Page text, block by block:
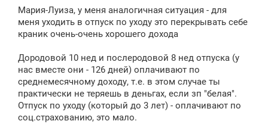
б
щ
н
Мария-Луиза, у меня аналогичная ситуация - для
меня уходить в отпуск по уходу это перекрывать себе
краник очень-очень хорошего дохода
Дородовой 10 нед и послеродовой 8 нед отпуска (у
нас вместе они - 126 дней) оплачивают по
среднемесячному доходу, т.е. в этом случае ты
практически не теряешь в деньгах, если зп "белая".
Отпуск по уходу (который до 3 лет) - оплачивают по
соц.страхованию, это мало.